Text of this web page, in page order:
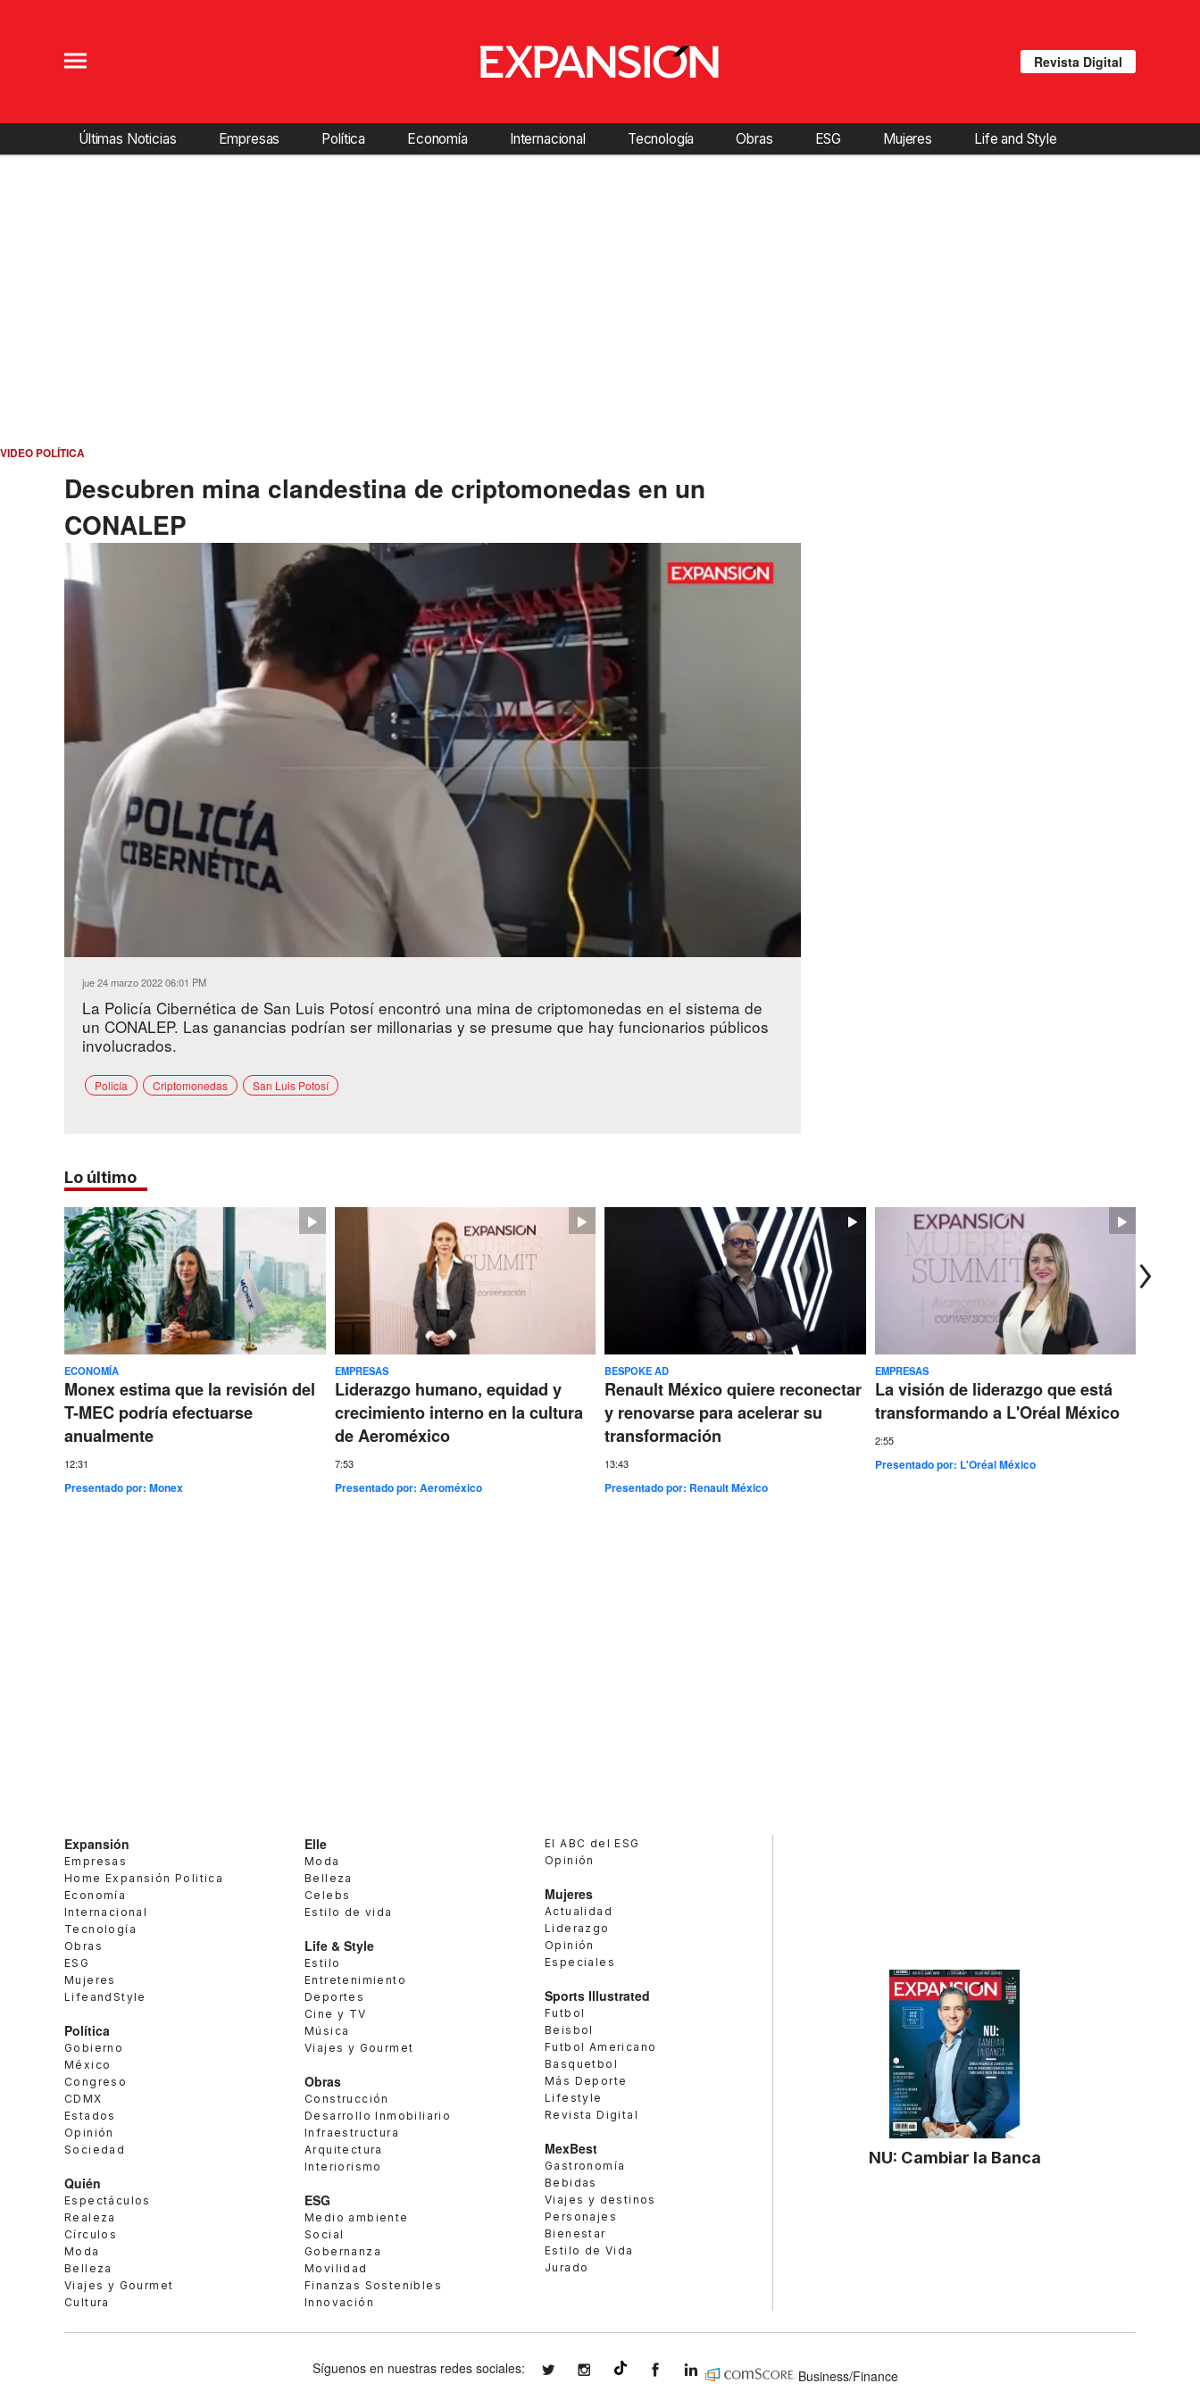
Revista Digital
Últimas Noticias Empresas Política Economía Internacional Tecnología Obras ESG Mujeres Life and Style
VIDEO POLÍTICA
Descubren mina clandestina de criptomonedas en un
CONALEP
38.90%
jue 24 marzo 2022 06:01 PM
La Policía Cibernética de San Luis Potosí encontró una mina de criptomonedas en el sistema de
un CONALEP. Las ganancias podrían ser millonarias y se presume que hay funcionarios públicos
involucrados.
Policía Criptomonedas San Luis Potosí
Lo último
ECONOMÍA
Monex estima que la revisión del
T-MEC podría efectuarse
anualmente
12:31
Presentado por:Monex
EMPRESAS
Liderazgo humano, equidad y
crecimiento interno en la cultura
de Aeroméxico
7:53
Presentado por: Aeroméxico
BESPOKE AD
Renault México quiere reconectar
y renovarse para acelerar su
transformación
13:43
Presentado por: Renault México
EMPRESAS
La visión de liderazgo que está
transformando a L'Oréal México
2:55
Presentado por: L'Oréal México
Expansión
Empresas
Home Expansión Politica
Economía
Internacional
Tecnología
Obras
ESG
Mujeres
LifeandStyle
Política
Gobierno
México
Congreso
CDMX
Estados
Opinión
Sociedad
Quién
Espectáculos
Realeza
Círculos
Moda
Belleza
Viajes y Gourmet
Cultura
Elle
Moda
Belleza
Celebs
Estilo de vida
Life & Style
Estilo
Entretenimiento
Deportes
Cine y TV
Música
Viajes y Gourmet
Obras
Construcción
Desarrollo Inmobiliario
Infraestructura
Arquitectura
Interiorismo
ESG
Medio ambiente
Social
Gobernanza
Movilidad
Finanzas Sostenibles
Innovación
El ABC del ESG
Opinión
Mujeres
Actualidad
Liderazgo
Opinión
Especiales
Sports Illustrated
Futbol
Beisbol
Futbol Americano
Basquetbol
Más Deporte
Lifestyle
Revista Digital
MexBest
Gastronomía
Bebidas
Viajes y destinos
Personajes
Bienestar
Estilo de Vida
Jurado
NU: Cambiar la Banca
Síguenos en nuestras redes sociales: expansionmxexpansionmx ExpansionMex
expansion
Business/Finance